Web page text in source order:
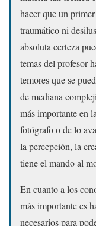
hacer que un
traumático ni
absoluta certeza
temas del profesor
temores que se
de mediana
más importante en
fotógrafo o de lo
la percepción, la
tiene el mando al
En cuanto a los
más importante es
necesarios para